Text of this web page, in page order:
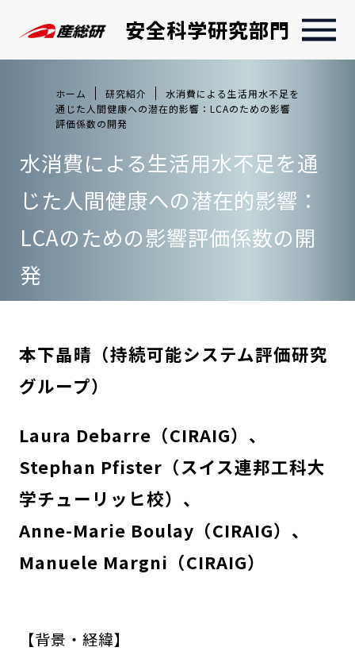
安全科学研究部門
ホーム 研究紹介
水消費による生活用水不足を
通じた人間健康への潜在的影響：LCAのための影響
評価係数の開発
水消費による生活用水不足を通
じた人間健康への潜在的影響：
LCAのための影響評価係数の開
発
本下晶晴（持続可能システム評価研究
グループ）
Laura Debarre（CIRAIG）
Stephan Pfister（スイス連邦工科大
学チューリッヒ校）
Anne-Marie Boulay（CIRAIG）
Manuele Margni（CIRAIG）
【背景・経緯】